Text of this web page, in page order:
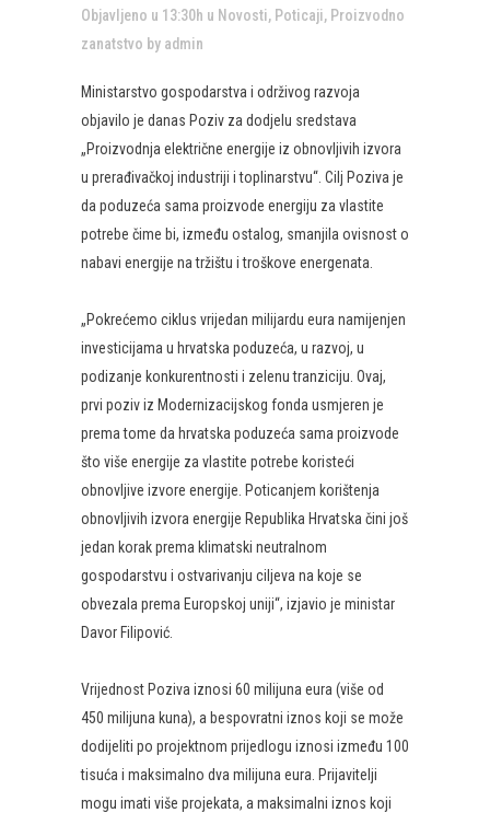
Objavljeno u 13:30h u Novosti, Poticaji, Proizvodno
zanatstvo by admin
Ministarstvo gospodarstva i održivog razvoja
objavilo je danas Poziv za dodjelu sredstava
„Proizvodnja električne energije iz obnovljivih izvora
u prerađivačkoj industriji i toplinarstvu“. Cilj Poziva je
da poduzeća sama proizvode energiju za vlastite
potrebe čime bi, između ostalog, smanjila ovisnost o
nabavi energije na tržištu i troškove energenata.
„Pokrećemo ciklus vrijedan milijardu eura namijenjen
investicijama u hrvatska poduzeća, u razvoj, u
podizanje konkurentnosti i zelenu tranziciju. Ovaj,
prvi poziv iz Modernizacijskog fonda usmjeren je
prema tome da hrvatska poduzeća sama proizvode
što više energije za vlastite potrebe koristeći
obnovljive izvore energije. Poticanjem korištenja
obnovljivih izvora energije Republika Hrvatska čini još
jedan korak prema klimatski neutralnom
gospodarstvu i ostvarivanju ciljeva na koje se
obvezala prema Europskoj uniji“, izjavio je ministar
Davor Filipović.
Vrijednost Poziva iznosi 60 milijuna eura (više od
450 milijuna kuna), a bespovratni iznos koji se može
dodijeliti po projektnom prijedlogu iznosi između 100
tisuća i maksimalno dva milijuna eura. Prijavitelji
mogu imati više projekata, a maksimalni iznos koji